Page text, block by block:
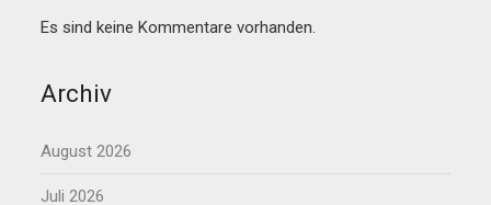
Es sind keine Kommentare vorhanden.
Archiv
August 2026
Juli 2026